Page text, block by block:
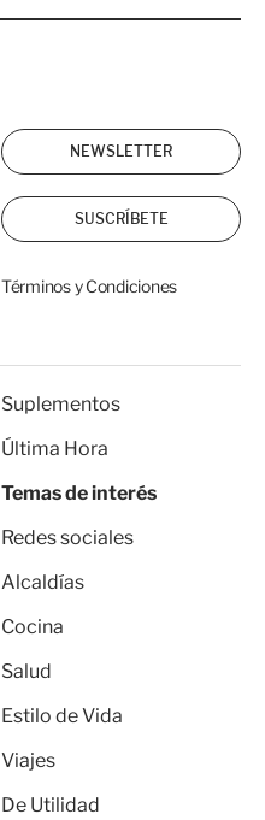
NEWSLETTER
SUSCRÍBETE
Términos y Condiciones
Suplementos
Última Hora
Temas de interés
Redes sociales
Alcaldías
Cocina
Salud
Estilo de Vida
Viajes
De Utilidad